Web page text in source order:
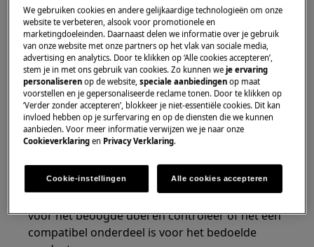
Alleen volwassenen mogen het product
gebruiken of installeren.
Schakel de watertoevoer naar het apparaat uit
voordat u enig onderhoud uitvoert. Zorg ervoor
dat het apparaat altijd volledig leeg is.
Onderhoud moet altijd worden uitgevoerd
terwijl het apparaat rechtop staat.
Achtergebleven water kan de elektronica
zijden wordt geplaatst.
voor het beoogde doel en controleer of het een
compatibel onderdeel is voor het bedoelde
We gebruiken cookies en andere gelijkaardige technologieën om onze
website te verbeteren, alsook voor promotionele en
marketingdoeleinden. Daarnaast delen we informatie over je gebruik
van onze website met onze partners op het vlak van sociale media,
advertising en analytics. Door te klikken op ‘Alle cookies accepteren’,
stem je in met ons gebruik van cookies. Zo kunnen we je ervaring
personaliseren op de website,speciale aanbiedingen op maat
voorstellen en je gepersonaliseerde reclame tonen. Door te klikken op
‘Verder zonder accepteren’, blokkeer je niet-essentiële cookies. Dit kan
invloed hebben op je surfervaring en op de diensten die we kunnen
aanbieden. Voor meer informatie verwijzen we je naar onze
Cookieverklaring en Privacy Verklaring.
Cookie-instellingen Alle cookies accepteren